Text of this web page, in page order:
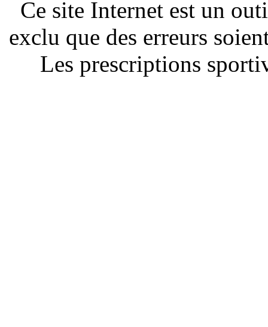
Ce site Internet est un
exclu que des erreurs
Les prescriptions